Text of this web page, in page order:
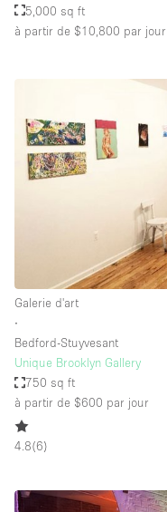
5,000 sq ft
à partir de $10,800 par jour
Galerie d'art
∙
Bedford-Stuyvesant
Unique Brooklyn Gallery
750 sq ft
à partir de $600 par jour
4.8(6)